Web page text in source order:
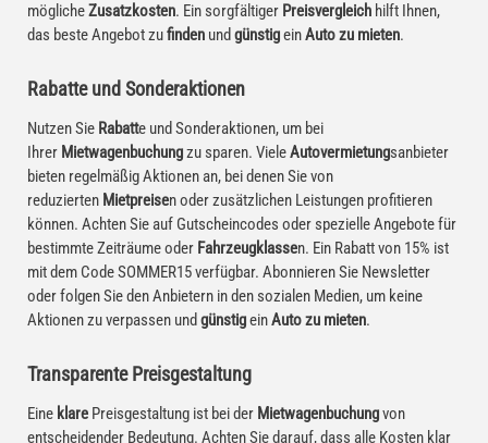
möglicheZusatzkosten. Ein sorgfältiger Preisvergleich hilft Ihnen,
das beste Angebot zufinden und günstigeinAuto zu mieten.
Rabatte und Sonderaktionen
Nutzen Sie Rabatte und Sonderaktionen, um bei
Ihrer Mietwagenbuchungzu sparen. VieleAutovermietungsanbieter
bieten regelmäßig Aktionen an, bei denen Sie von
reduzierten Mietpreisen oder zusätzlichen Leistungen profitieren
können. Achten Sie auf Gutscheincodes oder spezielle Angebote für
bestimmte Zeiträume oder Fahrzeugklassen. Ein Rabatt von 15% ist
mit dem Code SOMMER15 verfügbar. Abonnieren Sie Newsletter
oder folgen Sie den Anbietern in den sozialen Medien, um keine
Aktionen zu verpassen und günstigeinAuto zu mieten.
Transparente Preisgestaltung
Eine klare Preisgestaltung ist bei der Mietwagenbuchungvon
entscheidender Bedeutung. Achten Sie darauf, dass alle Kosten klar